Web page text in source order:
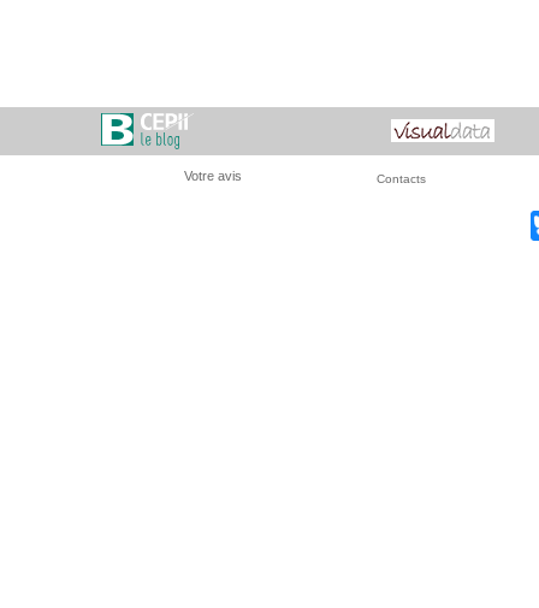
Votre avis Contacts